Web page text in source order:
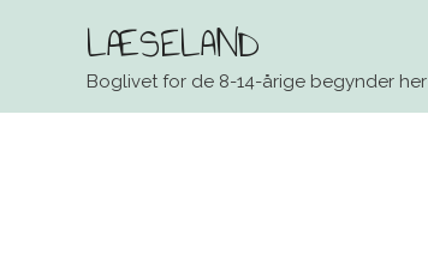
LÆSELAND
Boglivet for de 8-14-årige begynder her